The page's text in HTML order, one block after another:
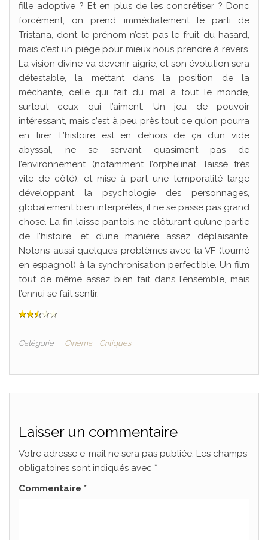
fille adoptive ? Et en plus de les concrétiser ? Donc
forcément, on prend immédiatement le parti de
Tristana, dont le prénom n’est pas le fruit du hasard,
mais c’est un piège pour mieux nous prendre à revers.
La vision divine va devenir aigrie, et son évolution sera
détestable, la mettant dans la position de la
méchante, celle qui fait du mal à tout le monde,
surtout ceux qui l’aiment. Un jeu de pouvoir
intéressant, mais c’est à peu près tout ce qu’on pourra
en tirer. L’histoire est en dehors de ça d’un vide
abyssal, ne se servant quasiment pas de
l’environnement (notamment l’orphelinat, laissé très
vite de côté), et mise à part une temporalité large
développant la psychologie des personnages,
globalement bien interprétés, il ne se passe pas grand
chose. La fin laisse pantois, ne clôturant qu’une partie
de l’histoire, et d’une manière assez déplaisante.
Notons aussi quelques problèmes avec la VF (tourné
en espagnol) à la synchronisation perfectible. Un film
tout de même assez bien fait dans l’ensemble, mais
l’ennui se fait sentir.
Catégorie Cinéma Critiques
Laisser un commentaire
Votre adresse e-mail ne sera pas publiée. Les champs
obligatoires sont indiqués avec *
Commentaire *